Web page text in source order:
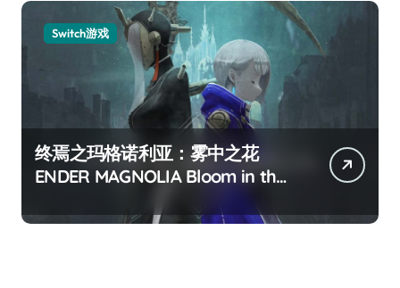
Switch游戏
终焉之玛格诺利亚：雾中之花
ENDER MAGNOLIA Bloom in the